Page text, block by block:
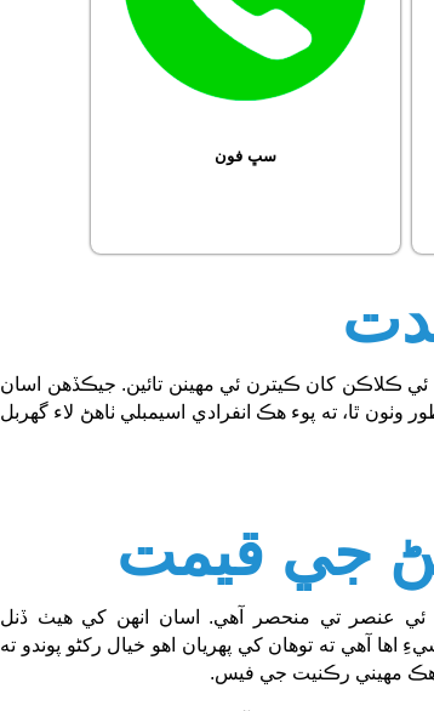
سڀ فون
ڪلاڪن کان ڪيترن ئي مهينن تائين. جيڪڏهن اسان
وٺون ٿا، ته پوء هڪ انفرادي اسيمبلي ٺاهڻ لاء گهربل
جي قيمت
عنصر تي منحصر آهي. اسان انهن کي هيٺ ڏنل
آهي ته توهان کي پهريان اهو خيال رکڻو پوندو ته
هڪ مهيني رڪنيت جي فيس.